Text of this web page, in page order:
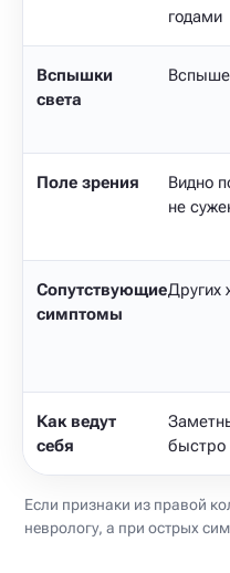
годами
Вспышки
света
Поле зрения
Видно
не
Сопутствующие
симптомы
Других
Как ведут
себя
быстро
Если признаки из правой
неврологу, а при острых